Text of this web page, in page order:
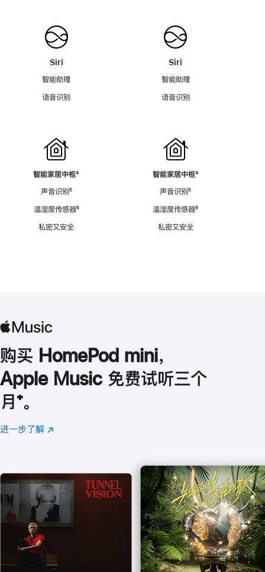
Siri
智能助理
语音识别
智能家居中枢脚
⁴
声音识别脚
⁵
温湿度传感器脚
⁶
私密又安全
Siri
智能助理
语音识别
智能家居中枢脚
⁴
声音识别脚
⁵
温湿度传感器脚
⁶
私密又安全
购买 HomePod mini，
Apple Music 免费试听三个
月 脚
注
⁺。
进一步了解 Apple
(在
口
中
打
开)